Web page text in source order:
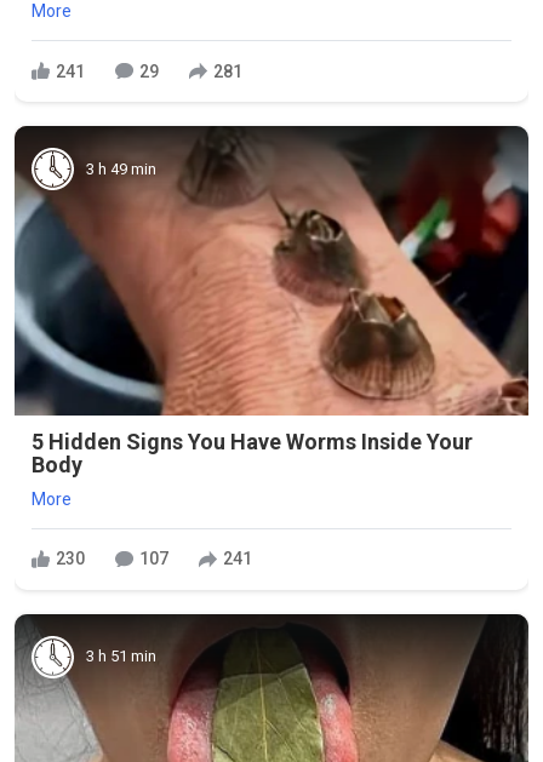
More
241 29 281
3 h 49 min
5 Hidden Signs You Have Worms Inside Your
Body
More
230 107 241
3 h 51 min